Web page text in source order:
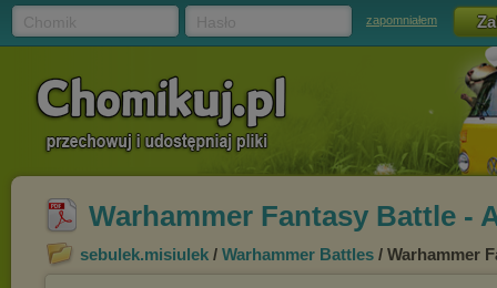
zapomniałem
Warhammer Fantasy Battle -
sebulek.misiulek / Warhammer Battles / Warhammer